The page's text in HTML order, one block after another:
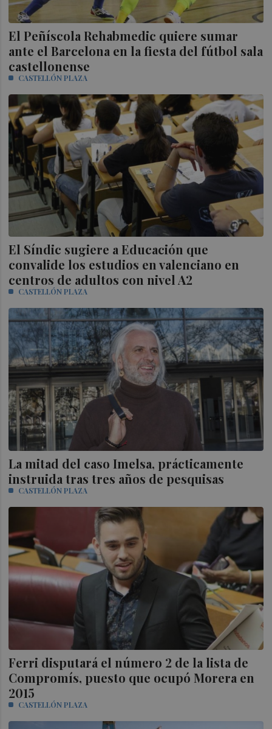
El Peñíscola Rehabmedic quiere sumar
ante el Barcelona en la fiesta del fútbol sala
castellonense
CASTELLÓN PLAZA
El Síndic sugiere a Educación que
convalide los estudios en valenciano en
centros de adultos con nivel A2
CASTELLÓN PLAZA
La mitad del caso Imelsa, prácticamente
instruida tras tres años de pesquisas
CASTELLÓN PLAZA
Ferri disputará el número 2 de la lista de
Compromís, puesto que ocupó Morera en
2015
CASTELLÓN PLAZA